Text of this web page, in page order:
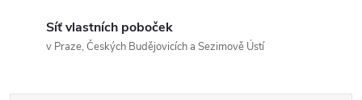
Síť vlastních poboček
v Praze, Českých Budějovicích a Sezimově Ústí